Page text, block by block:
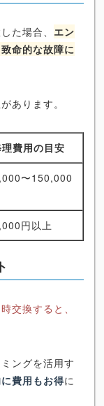
た場合、 エン
命的な故障に
あります。
費用の目安
〜150,000
円以上
交換すると、
ングを活用す
費用もお得に